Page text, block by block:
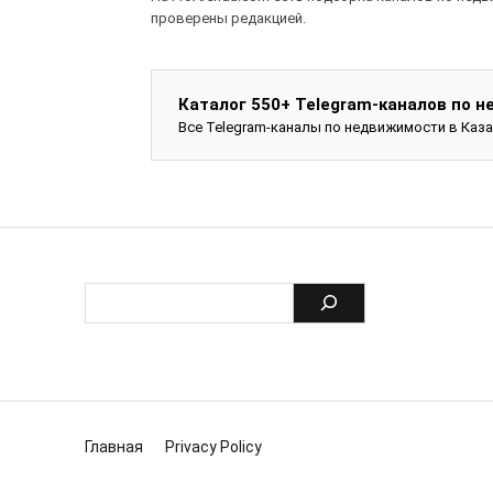
проверены редакцией.
Каталог 550+ Telegram-каналов по
Все Telegram-каналы по недвижимости в
Главная Privacy Policy